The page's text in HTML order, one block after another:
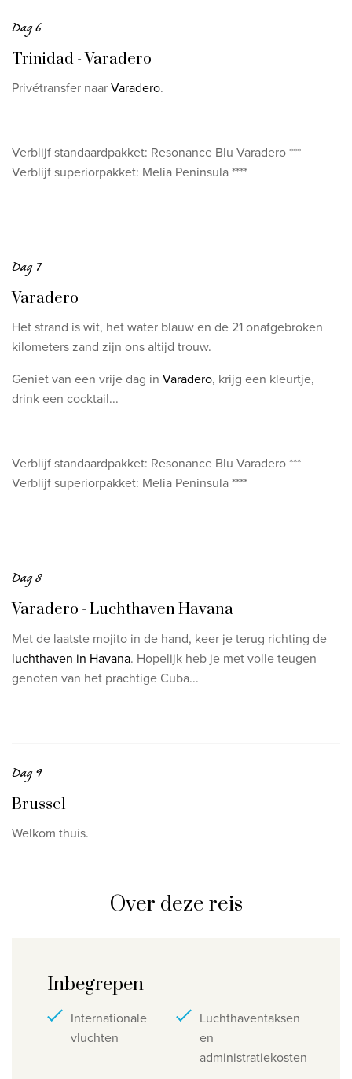
Dag 6
Trinidad - Varadero
Privétransfer naarVaradero.
Verblijf standaardpakket: Resonance Blu Varadero ***
Verblijf superiorpakket: Melia Peninsula ****
Dag 7
Varadero
Het strand is wit, het water blauw en de 21 onafgebroken
kilometers zand zijn ons altijd trouw.
Geniet van een vrije dag in Varadero, krijg een kleurtje,
drink een cocktail...
Verblijf standaardpakket: Resonance Blu Varadero ***
Verblijf superiorpakket: Melia Peninsula ****
Dag 8
Varadero - Luchthaven Havana
Met de laatste mojito in de hand, keer je terug richting de
luchthaven in Havana. Hopelijk heb je met volle teugen
genoten van het prachtige Cuba...
Dag 9
Brussel
Welkom thuis.
Over deze reis
Inbegrepen
Internationale
vluchten
Luchthaventaksen
en
administratiekosten